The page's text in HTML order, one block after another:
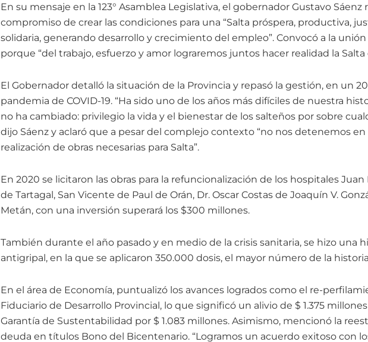
En su mensaje en la 123° Asamblea Legislativa, el gobernador Gustavo Sáenz
compromiso de crear las condiciones para una “Salta próspera, productiva,
solidaria, generando desarrollo y crecimiento del empleo”. Convocó a la
porque “del trabajo, esfuerzo y amor lograremos juntos hacer realidad la
El Gobernador detalló la situación de la Provincia y repasó la gestión, en un
pandemia de COVID-19. “Ha sido uno de los años más difíciles de nuestra
no ha cambiado: privilegio la vida y el bienestar de los salteños por sobre
dijo Sáenz y aclaró que a pesar del complejo contexto “no nos detenemos
realización de obras necesarias para Salta”.
En 2020 se licitaron las obras para la refuncionalización de los hospitales
de Tartagal, San Vicente de Paul de Orán, Dr. Oscar Costas de Joaquín V.
Metán, con una inversión superará los $300 millones.
También durante el año pasado y en medio de la crisis sanitaria, se hizo una
antigripal, en la que se aplicaron 350.000 dosis, el mayor número de la historia
En el área de Economía, puntualizó los avances logrados como el re-
Fiduciario de Desarrollo Provincial, lo que significó un alivio de $ 1.375
Garantía de Sustentabilidad por $ 1.083 millones. Asimismo, mencionó la
deuda en títulos Bono del Bicentenario. “Logramos un acuerdo exitoso con